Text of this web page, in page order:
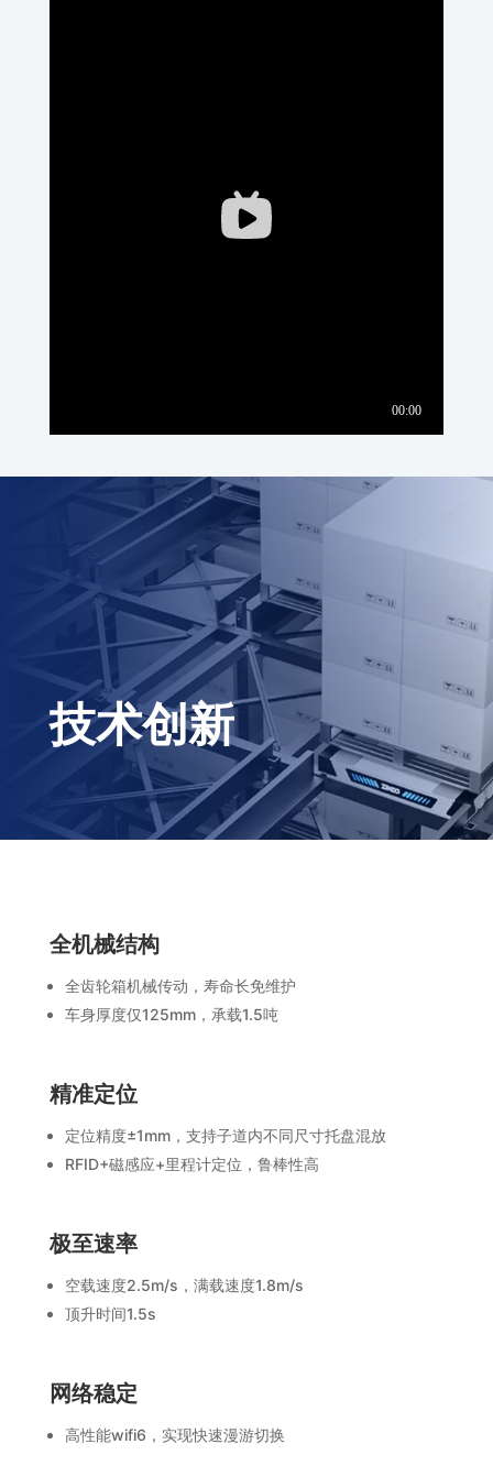
技术创新
全机械结构
全齿轮箱机械传动，寿命长免维护
车身厚度仅125mm，承载1.5吨
精准定位
定位精度±1mm，支持子道内不同尺寸托盘混放
RFID+磁感应+里程计定位，鲁棒性高
极至速率
空载速度2.5m/s，满载速度1.8m/s
顶升时间1.5s
网络稳定
高性能wifi6，实现快速漫游切换